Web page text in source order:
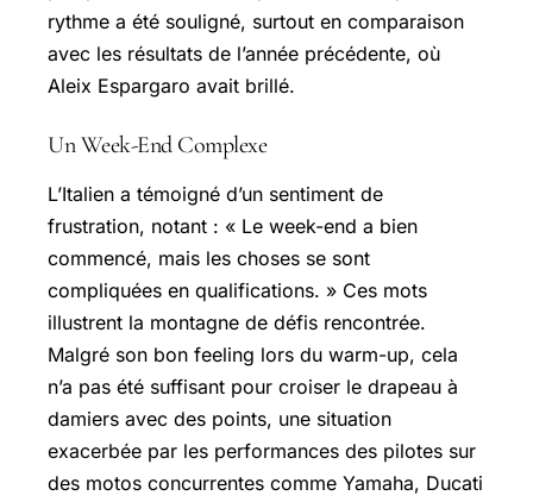
rythme a été souligné, surtout en comparaison
avec les résultats de l’année précédente, où
Aleix Espargaro avait brillé.
Un Week-End Complexe
L’Italien a témoigné d’un sentiment de
frustration, notant : « Le week-end a bien
commencé, mais les choses se sont
compliquées en qualifications. » Ces mots
illustrent la montagne de défis rencontrée.
Malgré son bon feeling lors du warm-up, cela
n’a pas été suffisant pour croiser le drapeau à
damiers avec des points, une situation
exacerbée par les performances des pilotes sur
des motos concurrentes comme Yamaha, Ducati